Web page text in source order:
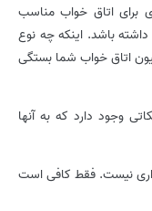
برای اتاق خواب مناسب
باشد. اینکه چه نوع
اتاق خواب شما بستگی
وجود دارد که به آنها
نیست. فقط کافی است